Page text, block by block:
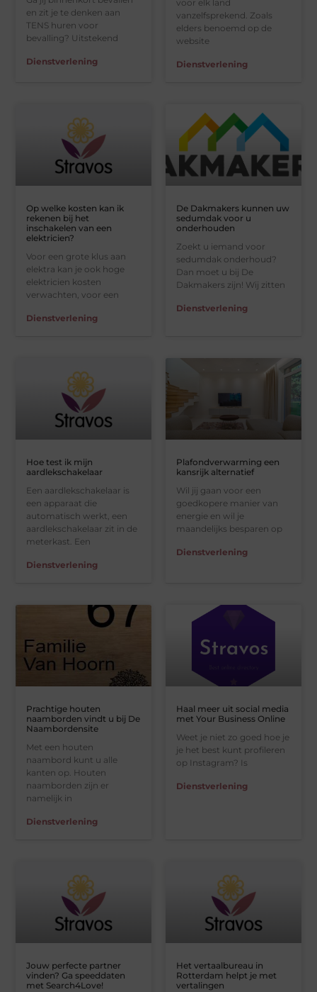
en zit je te denken aan
TENS huren voor
bevalling? Uitstekend
Dienstverlening
voor elk land
vanzelfsprekend. Zoals
elders benoemd op de
website
Dienstverlening
Op welke kosten kan ik
rekenen bij het
inschakelen van een
elektricien?
Voor een grote klus aan
elektra kan je ook hoge
elektricien kosten
verwachten, voor een
Dienstverlening
De Dakmakers kunnen uw
sedumdak voor u
onderhouden
Zoekt u iemand voor
sedumdak onderhoud?
Dan moet u bij De
Dakmakers zijn! Wij zitten
Dienstverlening
Hoe test ik mijn
aardlekschakelaar
Een aardlekschakelaar is
een apparaat die
automatisch werkt, een
aardlekschakelaar zit in de
meterkast. Een
Dienstverlening
Plafondverwarming een
kansrijk alternatief
Wil jij gaan voor een
goedkopere manier van
energie en wil je
maandelijks besparen op
Dienstverlening
Prachtige houten
naamborden vindt u bij De
Naambordensite
Met een houten
naambord kunt u alle
kanten op. Houten
naamborden zijn er
namelijk in
Dienstverlening
Haal meer uit social media
met Your Business Online
Weet je niet zo goed hoe je
je het best kunt profileren
op Instagram? Is
Dienstverlening
Jouw perfecte partner
vinden? Ga speeddaten
met Search4Love!
Het vertaalbureau in
Rotterdam helpt je met
vertalingen